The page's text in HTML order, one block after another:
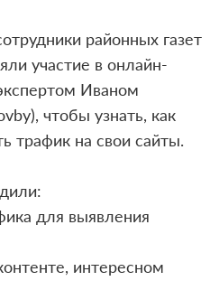
районных газет
участие в онлайн-
Иваном
чтобы узнать, как
трафик на свои сайты.
для выявления
интересном